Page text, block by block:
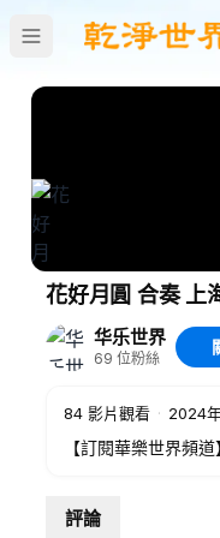
华乐世界
69 位粉絲
84 影片觀看 · 2024
【訂閱華樂世界頻道
作曲：黃貽鈞
評論